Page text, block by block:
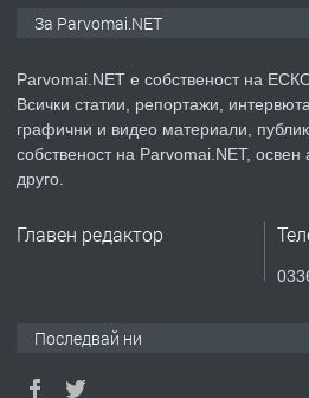
ПРЕДЛАГА Уроци по
За Parvomai.NET
Parvomai.NET е собственост на
Всички статии, репортажи, интервюта
графични и видео материали,
собственост на Parvomai.NET,
друго.
Главен редактор
Последвай ни